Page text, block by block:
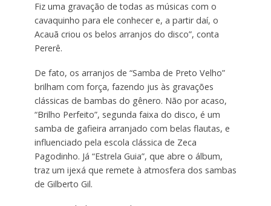
Fiz uma gravação de todas as músicas com o
cavaquinho para ele conhecer e, a partir daí, o
Acauã criou os belos arranjos do disco”, conta
Pererê.
De fato, os arranjos de “Samba de Preto Velho”
brilham com força, fazendo jus às gravações
clássicas de bambas do gênero. Não por acaso,
“Brilho Perfeito”, segunda faixa do disco, é um
samba de gafieira arranjado com belas flautas, e
influenciado pela escola clássica de Zeca
Pagodinho. Já “Estrela Guia”, que abre o álbum,
traz um ijexá que remete à atmosfera dos sambas
de Gilberto Gil.